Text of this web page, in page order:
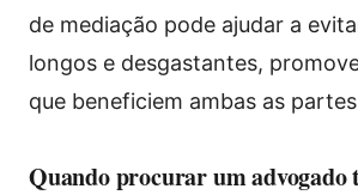
de mediação pode ajudar a
longos e desgastantes,
que beneficiem ambas as
Quando procurar um advogado